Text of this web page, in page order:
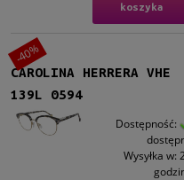
koszyka
CAROLINA HERRERA VHE
139L 0594
Dostępność:
Wysyłka w:
-40%